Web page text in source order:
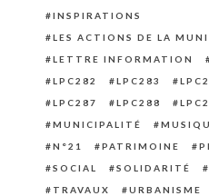
INSPIRATIONS
LES ACTIONS DE LA
LETTRE INFORMATION
LPC282
LPC283
LPC287
LPC288
MUNICIPALITÉ
N°21
PATRIMOINE
SOCIAL
SOLIDARITÉ
TRAVAUX
URBANISME